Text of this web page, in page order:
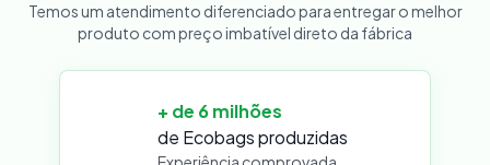
Temos um atendimento diferenciado para entregar o melhor
produto com preço imbatível direto da fábrica
+ de 6 milhões
de Ecobags produzidas